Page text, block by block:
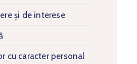
și de interese
cu caracter personal